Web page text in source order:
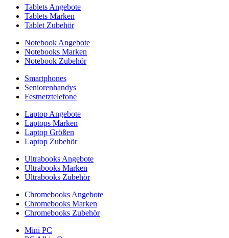
Tablets Angebote
Tablets Marken
Tablet Zubehör
Notebook Angebote
Notebooks Marken
Notebook Zubehör
Smartphones
Seniorenhandys
Festnetztelefone
Laptop Angebote
Laptops Marken
Laptop Größen
Laptop Zubehör
Ultrabooks Angebote
Ultrabooks Marken
Ultrabooks Zubehör
Chromebooks Angebote
Chromebooks Marken
Chromebooks Zubehör
Mini PC